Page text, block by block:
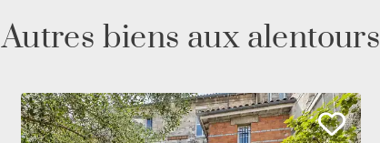
Autres biens aux alentours